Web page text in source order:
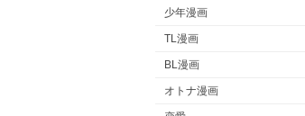
少年漫画
TL漫画
BL漫画
オトナ漫画